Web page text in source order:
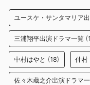
ユースケ・サンタマリア
三浦翔平出演ドラマ一覧
中村はやと (18) 仲村
佐々木蔵之介出演ドラマ